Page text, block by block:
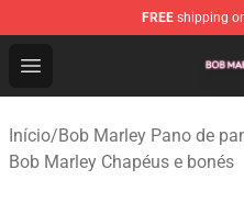
FREE shipping
Open menu
Bob Marley Shop -
Início/Bob Marley Pano de
Bob Marley Chapéus e bonés